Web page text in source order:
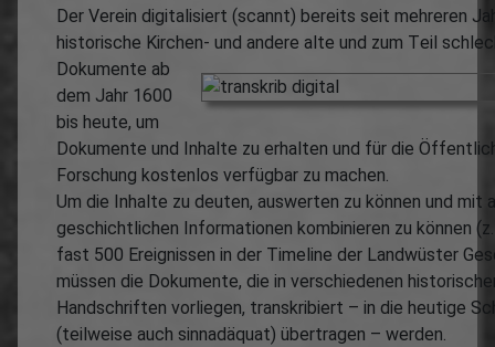
Der Verein digitalisiert (scannt) bereits seit mehreren
historische Kirchen- und andere alte und zum Teil
Dokumente ab
dem Jahr 1600
bis heute, um
Dokumente und Inhalte zu erhalten und für die
Forschung kostenlos verfügbar zu machen.
Um die Inhalte zu deuten, auswerten zu können und mit
geschichtlichen Informationen kombinieren zu können
fast 500 Ereignissen in der Timeline der Landwüster
müssen die Dokumente, die in verschiedenen
Handschriften vorliegen, transkribiert – in die heutige
(teilweise auch sinnadäquat) übertragen – werden.